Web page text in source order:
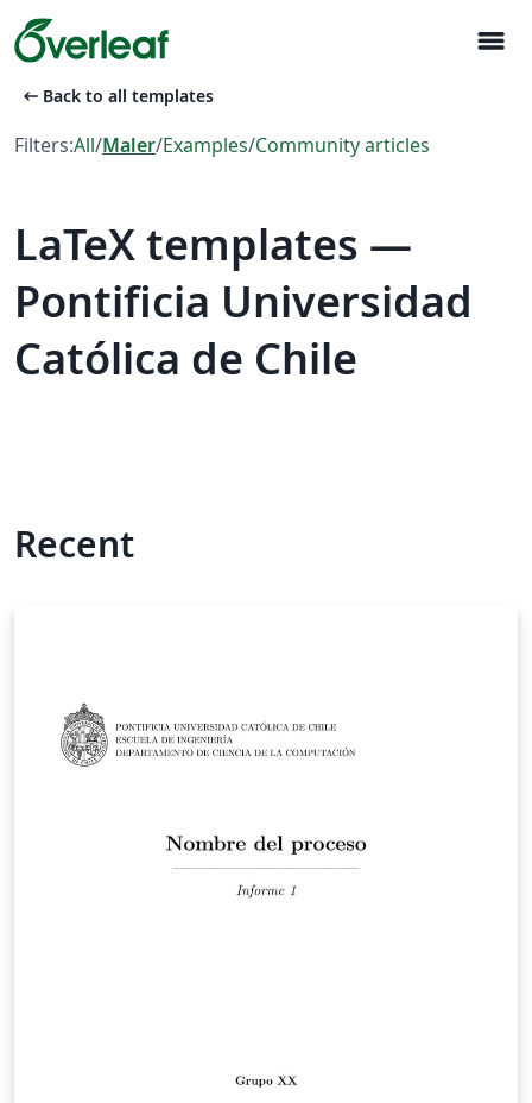
menu
arrow_left_alt Back to all templates
Filters:All/Maler/Examples/Community articles
LaTeX templates —
Pontificia Universidad
Católica de Chile
Recent